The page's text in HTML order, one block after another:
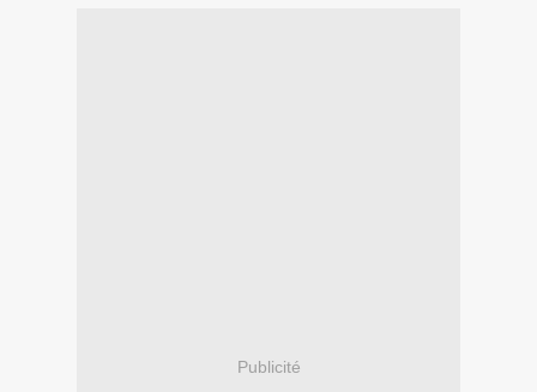
Publicité